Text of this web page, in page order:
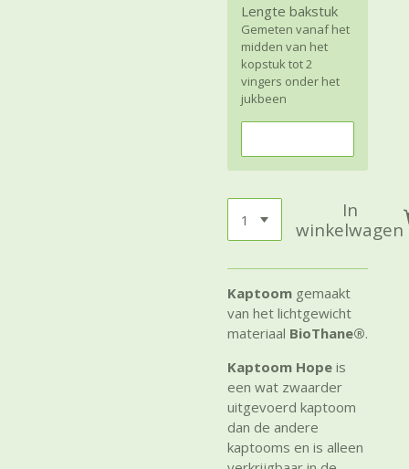
Lengte bakstuk
Gemeten vanaf het
midden van het
kopstuk tot 2
vingers onder het
jukbeen
In
winkelwagen
Kaptoom gemaakt
van het lichtgewicht
materiaal BioThane®.
Kaptoom Hope is
een wat zwaarder
uitgevoerd kaptoom
dan de andere
kaptooms en is alleen